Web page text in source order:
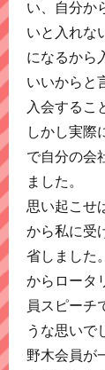
い、自分か
いと入れな
になるから
いいからと
入会するこ
しかし実際
で自分の会
ました。
思い起こせ
から私に受
省しました
からロータ
員スピーチ
うな思いで
野木会員が